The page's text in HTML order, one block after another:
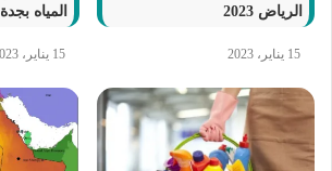
الرياض 2023
15 يناير، 2023
المياه بجدة 2023
15 يناير، 2023